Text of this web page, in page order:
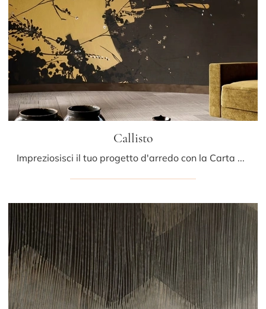
Callisto
Impreziosisci il tuo progetto d'arredo con la Carta da parati in TNT: se desideri una soluzione moderna, Callisto fa al caso tuo.